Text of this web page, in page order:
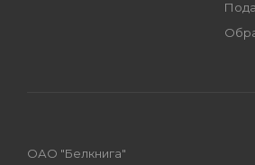
ОАО "Белкнига"